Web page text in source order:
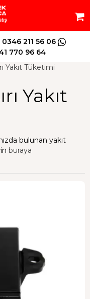
0346 211 56 06
770 96 64
Yakıt Tüketimi
Yakıt
bulunan yakıt
buraya